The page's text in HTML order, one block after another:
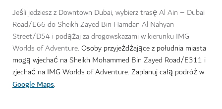
Jeśli jedziesz z Downtown Dubai, wybierz trasę Al Ain – Dubai
Road/E66 do Sheikh Zayed Bin Hamdan Al Nahyan
Street/D54 i podążaj za drogowskazami w kierunku IMG
Worlds of Adventure. Osoby przyjeżdżające z południa miasta
mogą wjechać na Sheikh Mohammed Bin Zayed Road/E311 i
zjechać na IMG Worlds of Adventure. Zaplanuj całą podróż w
Google Maps.